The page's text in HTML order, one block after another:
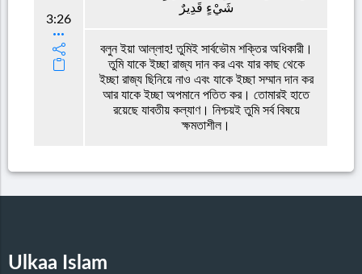
3:26
شَيْءٍ قَدِيرٌ
বলুন ইয়া আল্লাহ! তুমিই সার্বভৌম শক্তির অধিকারী।
তুমি যাকে ইচ্ছা রাজ্য দান কর এবং যার কাছ থেকে
ইচ্ছা রাজ্য ছিনিয়ে নাও এবং যাকে ইচ্ছা সম্মান দান কর
আর যাকে ইচ্ছা অপমানে পতিত কর। তোমারই হাতে
রয়েছে যাবতীয় কল্যাণ। নিশ্চয়ই তুমি সর্ব বিষয়ে
ক্ষমতাশীল।
Ulkaa Islam